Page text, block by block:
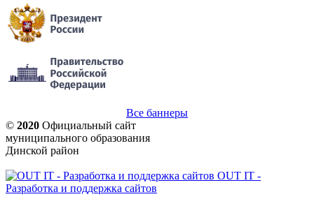
Все баннеры
© 2020 Официальный сайт
муниципального образования
Динской район
OUT IT -
Разработка и поддержка сайтов